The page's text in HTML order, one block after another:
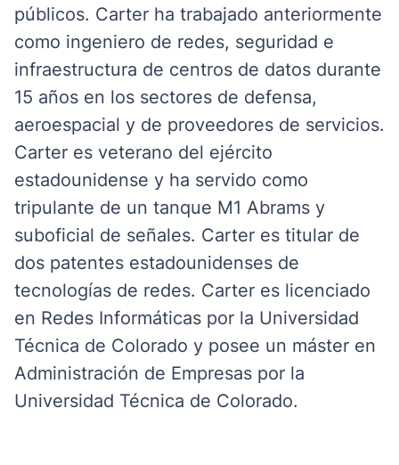
públicos. Carter ha trabajado anteriormente
como ingeniero de redes, seguridad e
infraestructura de centros de datos durante
15 años en los sectores de defensa,
aeroespacial y de proveedores de servicios.
Carter es veterano del ejército
estadounidense y ha servido como
tripulante de un tanque M1 Abrams y
suboficial de señales. Carter es titular de
dos patentes estadounidenses de
tecnologías de redes. Carter es licenciado
en Redes Informáticas por la Universidad
Técnica de Colorado y posee un máster en
Administración de Empresas por la
Universidad Técnica de Colorado.